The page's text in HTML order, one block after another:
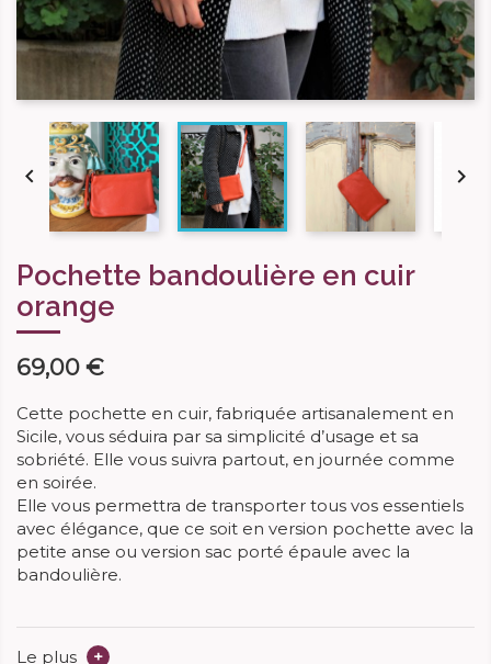
 
Pochette bandoulière en cuir
orange
69,00 €
Cette pochette en cuir, fabriquée artisanalement en
Sicile, vous séduira par sa simplicité d’usage et sa
sobriété. Elle vous suivra partout, en journée comme
en soirée.
Elle vous permettra de transporter tous vos essentiels
avec élégance, que ce soit en version pochette avec la
petite anse ou version sac porté épaule avec la
bandoulière.
Le plus
+